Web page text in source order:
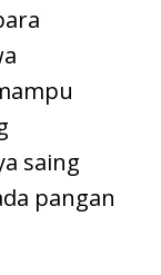
saing
pangan